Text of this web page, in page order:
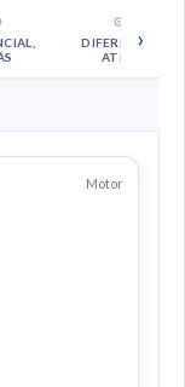
DIFERENCIAL,
ATRÁS,
›
Motor